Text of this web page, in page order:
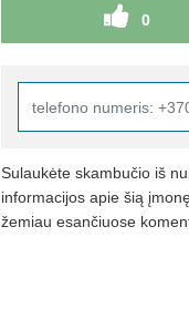
0
Sulaukėte skambučio iš
informacijos apie šią
žemiau esančiuose